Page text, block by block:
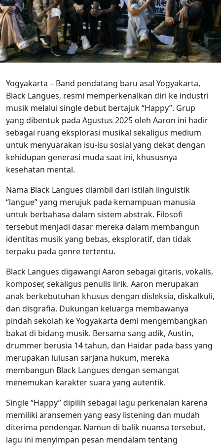
Yogyakarta – Band pendatang baru asal Yogyakarta,
Black Langues, resmi memperkenalkan diri ke industri
musik melalui single debut bertajuk “Happy”. Grup
yang dibentuk pada Agustus 2025 oleh Aaron ini hadir
sebagai ruang eksplorasi musikal sekaligus medium
untuk menyuarakan isu-isu sosial yang dekat dengan
kehidupan generasi muda saat ini, khususnya
kesehatan mental.
Nama Black Langues diambil dari istilah linguistik
“langue” yang merujuk pada kemampuan manusia
untuk berbahasa dalam sistem abstrak. Filosofi
tersebut menjadi dasar mereka dalam membangun
identitas musik yang bebas, eksploratif, dan tidak
terpaku pada genre tertentu.
Black Langues digawangi Aaron sebagai gitaris, vokalis,
komposer, sekaligus penulis lirik. Aaron merupakan
anak berkebutuhan khusus dengan disleksia, diskalkuli,
dan disgrafia. Dukungan keluarga membawanya
pindah sekolah ke Yogyakarta demi mengembangkan
bakat di bidang musik. Bersama sang adik, Austin,
drummer berusia 14 tahun, dan Haidar pada bass yang
merupakan lulusan sarjana hukum, mereka
membangun Black Langues dengan semangat
menemukan karakter suara yang autentik.
Single “Happy” dipilih sebagai lagu perkenalan karena
memiliki aransemen yang easy listening dan mudah
diterima pendengar. Namun di balik nuansa tersebut,
lagu ini menyimpan pesan mendalam tentang